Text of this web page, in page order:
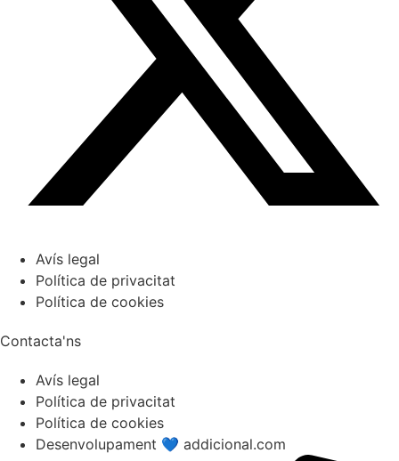
Avís legal
Política de privacitat
Política de cookies
Contacta'ns
Avís legal
Política de privacitat
Política de cookies
Desenvolupament 💙 addicional.com